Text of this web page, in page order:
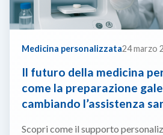
Medicina personalizzata24 marzo
Il futuro della medicina
come la preparazione
cambiando l’assistenza
Scopri come il supporto